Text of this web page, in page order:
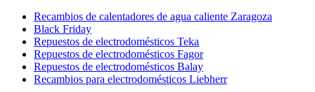
Recambios de calentadores de agua caliente Zaragoza
Black Friday
Repuestos de electrodomésticos Teka
Repuestos de electrodomésticos Fagor
Repuestos de electrodomésticos Balay
Recambios para electrodomésticos Liebherr